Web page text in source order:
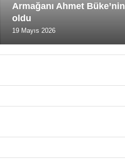
Armağanı Ahmet Büke’nin
oldu
19 Mayıs 2026